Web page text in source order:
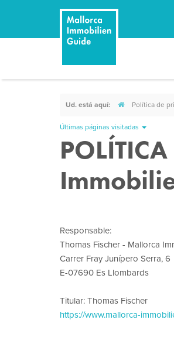
Ud. está aquí: Política de
Últimas páginas visitadas
Responsable:
Thomas Fischer - Mallorca
Carrer Fray Junípero Serra, 6
E-07690 Es Llombards
Titular: Thomas Fischer
https://www.mallorca-